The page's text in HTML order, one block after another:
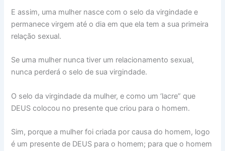
E assim, uma mulher nasce com o selo da virgindade e
permanece virgem até o dia em que ela tem a sua primeira
relação sexual.
Se uma mulher nunca tiver um relacionamento sexual,
nunca perderá o selo de sua virgindade.
O selo da virgindade da mulher, e como um ‘lacre” que
DEUS colocou no presente que criou para o homem.
Sim, porque a mulher foi criada por causa do homem, logo
é um presente de DEUS para o homem; para que o homem